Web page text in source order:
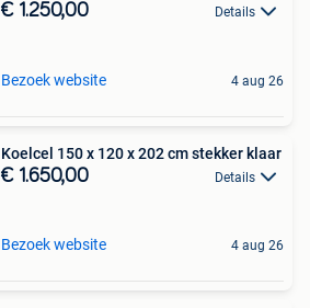
€ 1.250,00 Details
Bezoek website 4 aug 26
Koelcel 150 x 120 x 202 cm stekker klaar
€ 1.650,00 Details
Bezoek website 4 aug 26